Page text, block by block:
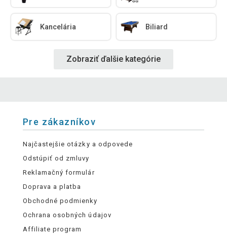
Kancelária Biliard
Zobraziť ďalšie kategórie
Pre zákazníkov
Najčastejšie otázky a odpovede
Odstúpiť od zmluvy
Reklamačný formulár
Doprava a platba
Obchodné podmienky
Ochrana osobných údajov
Affiliate program